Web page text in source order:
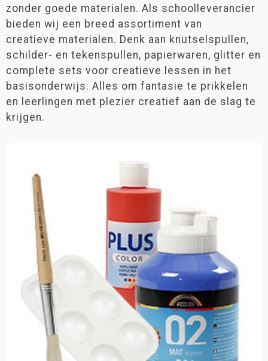
Kralen & knopen
Gereedschap en ijzerwaren
Hobbymateriaal
Groep 8(94)
VO(20)
Leeftijd
0 - 3 jaar(6)
3 - 6 jaar(51)
6 - 9 jaar (117)
9 - 12 jaar
Materiaalkeuze
Accessoires
(3)
Boeken
Boetseermateriaal(4)
Decoratiematerialen(5)
Hulpmiddelen
(6)
Kopieerboeken
(1)
Lichtpanelen en toebehoren(2)
Lijm en tape
Pakketten
Schrijf- en tekenmaterialen (26)
Speelgoed
Stempels en stempelkussens(4)
zonder goede materialen. Als schoolleverancier
bieden wij een breed assortiment van
creatieve materialen. Denk aan knutselspullen,
schilder- en tekenspullen, papierwaren, glitter en
complete sets voor creatieve lessen in het
basisonderwijs. Alles om fantasie te prikkelen
en leerlingen met plezier creatief aan de slag te
krijgen.